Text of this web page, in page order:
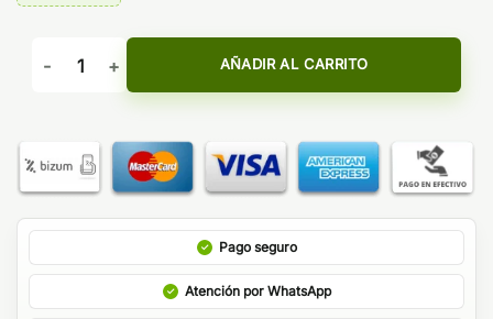
IVG Vanilla Biscuit Longfill 24ml cantidad
AÑADIR AL CARRITO
Pago seguro
Atención por WhatsApp